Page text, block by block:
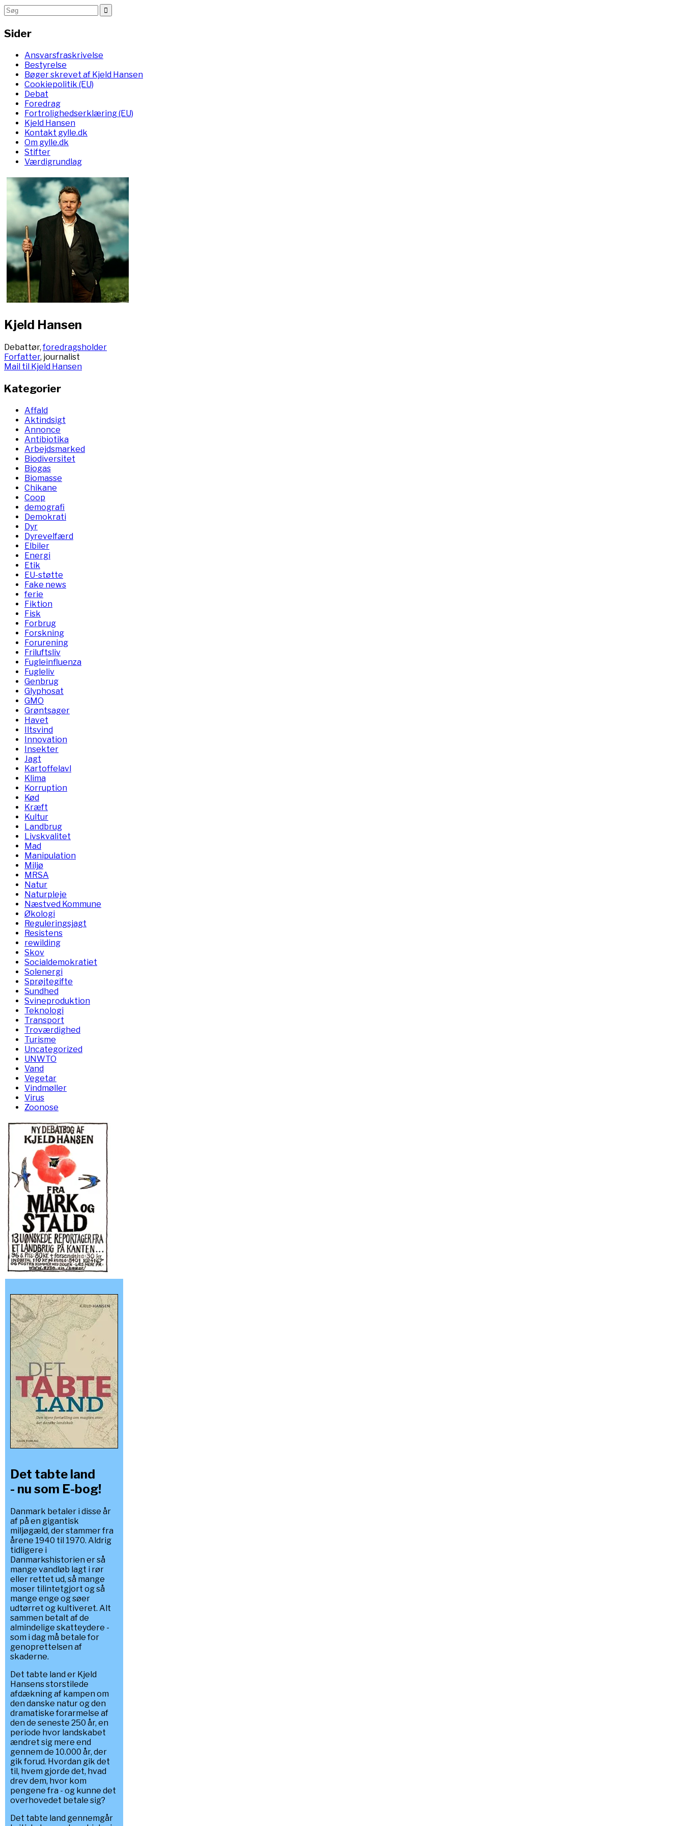
Sider
Ansvarsfraskrivelse
Bestyrelse
Bøger skrevet af Kjeld Hansen
Cookiepolitik (EU)
Debat
Foredrag
Fortrolighedserklæring (EU)
Kjeld Hansen
Kontakt gylle.dk
Om gylle.dk
Stifter
Værdigrundlag
Kjeld Hansen
Debattør,foredragsholder
Forfatter, journalist
Mail til Kjeld Hansen
Kategorier
Affald
Aktindsigt
Annonce
Antibiotika
Arbejdsmarked
Biodiversitet
Biogas
Biomasse
Chikane
Coop
demografi
Demokrati
Dyr
Dyrevelfærd
Elbiler
Energi
Etik
EU-støtte
Fake news
ferie
Fiktion
Fisk
Forbrug
Forskning
Forurening
Friluftsliv
Fugleinfluenza
Fugleliv
Genbrug
Glyphosat
GMO
Grøntsager
Havet
Iltsvind
Innovation
Insekter
Jagt
Kartoffelavl
Klima
Korruption
Kød
Kræft
Kultur
Landbrug
Livskvalitet
Mad
Manipulation
Miljø
MRSA
Natur
Naturpleje
Næstved Kommune
Økologi
Reguleringsjagt
Resistens
rewilding
Skov
Socialdemokratiet
Solenergi
Sprøjtegifte
Sundhed
Svineproduktion
Teknologi
Transport
Troværdighed
Turisme
Uncategorized
UNWTO
Vand
Vegetar
Vindmøller
Virus
Zoonose
Det tabte land
- nu som E-bog!
Danmark betaler i disse år
af på en gigantisk
miljøgæld, der stammer fra
årene 1940 til 1970. Aldrig
tidligere i
Danmarkshistorien er så
mange vandløb lagt i rør
eller rettet ud, så mange
moser tilintetgjort og så
mange enge og søer
udtørret og kultiveret. Alt
sammen betalt af de
almindelige skatteydere -
som i dag må betale for
genoprettelsen af
skaderne.
Det tabte land er Kjeld
Hansens storstilede
afdækning af kampen om
den danske natur og den
dramatiske forarmelse af
den de seneste 250 år, en
periode hvor landskabet
ændret sig mere end
gennem de 10.000 år, der
gik forud. Hvordan gik det
til, hvem gjorde det, hvad
drev dem, hvor kom
pengene fra - og kunne det
overhovedet betale sig?
Det tabte land gennemgår